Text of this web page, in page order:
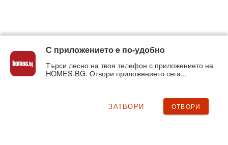
С приложението e по-удобно
Търси лесно на твоя телефон с приложението на
HOMES.BG. Отвори приложението сега...
ЗАТВОРИ ОТВОРИ